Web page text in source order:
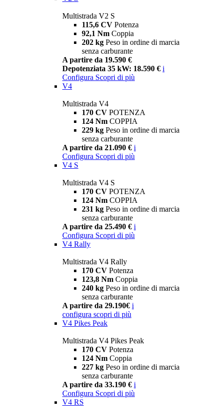
Multistrada V2 S
115,6 CV Potenza
92,1 Nm Coppia
202 kg Peso in ordine di marcia
senza carburante
A partire da 19.590 €
Depotenziata 35 kW: 18.590 € i
Configura Scopri di più
V4
Multistrada V4
170 CV POTENZA
124 Nm COPPIA
229 kg Peso in ordine di marcia
senza carburante
A partire da 21.090 € i
Configura Scopri di più
V4 S
Multistrada V4 S
170 CV POTENZA
124 Nm COPPIA
231 kg Peso in ordine di marcia
senza carburante
A partire da 25.490 € i
Configura Scopri di più
V4 Rally
Multistrada V4 Rally
170 CV Potenza
123,8 Nm Coppia
240 kg Peso in ordine di marcia
senza carburante
A partire da 29.190€ i
configura scopri di più
V4 Pikes Peak
Multistrada V4 Pikes Peak
170 CV Potenza
124 Nm Coppia
227 kg Peso in ordine di marcia
senza carburante
A partire da 33.190 € i
Configura Scopri di più
V4 RS